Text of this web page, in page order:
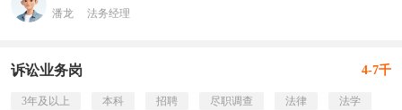
潘龙 法务经理
诉讼业务岗 4-7千
3年及以上 本科 招聘 尽职调查 法律 法学